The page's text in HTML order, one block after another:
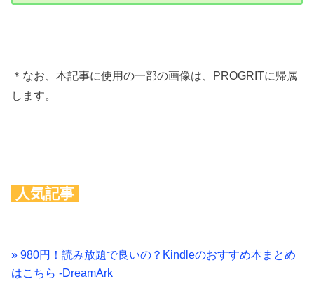
＊なお、本記事に使用の一部の画像は、PROGRITに帰属
します。
人気記事
» 980円！読み放題で良いの？Kindleのおすすめ本まとめ
はこちら -DreamArk